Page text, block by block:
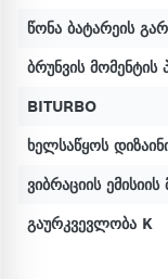
წონა ბატარეის
ბრუნვის მომენტის
BITURBO
ხელსაწყოს
ვიბრაციის
გაურკვევლობა K